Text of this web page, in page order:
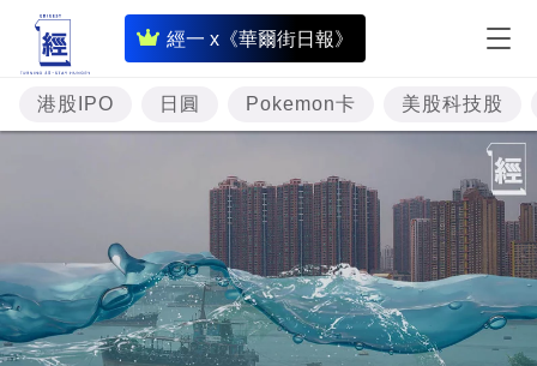
經一 x《華爾街日報》
即
時
財
經
投
資
樓
港股IPO 日圓 Pokemon卡 美股科技股